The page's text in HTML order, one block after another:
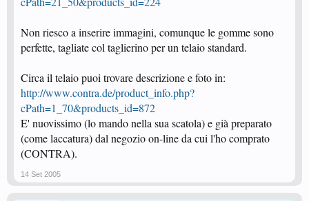
Non riesco a inserire immagini, comunque le gomme sono
perfette, tagliate col taglierino per un telaio standard.
Circa il telaio puoi trovare descrizione e foto in:
http://www.contra.de/product_info.php?
cPath=1_70&products_id=872
E' nuovissimo (lo mando nella sua scatola) e già preparato
(come laccatura) dal negozio on-line da cui l'ho comprato
(CONTRA).
14 Set 2005